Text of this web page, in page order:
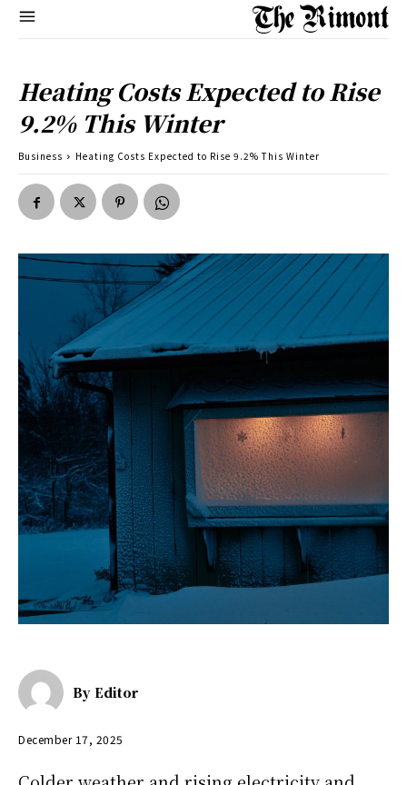
Heating Costs Expected to Rise
9.2% This Winter
Business Heating Costs Expected to Rise 9.2% This Winter
By Editor
December 17, 2025